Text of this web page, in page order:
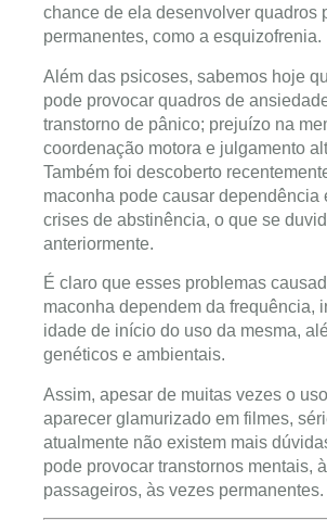
chance de ela desenvolver quadros
permanentes, como a esquizofrenia.
Além das psicoses, sabemos hoje
pode provocar quadros de
transtorno de pânico; prejuízo na
coordenação motora e julgamento
Também foi descoberto
maconha pode causar dependência
crises de abstinência, o que se
anteriormente.
É claro que esses problemas
maconha dependem da frequência,
idade de início do uso da mesma,
genéticos e ambientais.
Assim, apesar de muitas vezes o
aparecer glamurizado em filmes,
atualmente não existem mais
pode provocar transtornos mentais,
passageiros, às vezes permanentes.